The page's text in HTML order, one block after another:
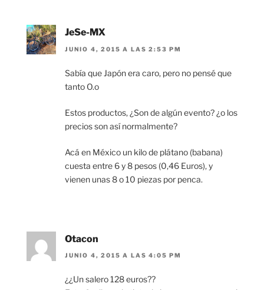
JeSe-MX
JUNIO 4, 2015 A LAS 2:53 PM
Sabía que Japón era caro, pero no pensé que
tanto O.o
Estos productos, ¿Son de algún evento? ¿o los
precios son así normalmente?
Acá en México un kilo de plátano (babana)
cuesta entre 6 y 8 pesos (0,46 Euros), y
vienen unas 8 o 10 piezas por penca.
Otacon
JUNIO 4, 2015 A LAS 4:05 PM
¿¿Un salero 128 euros??